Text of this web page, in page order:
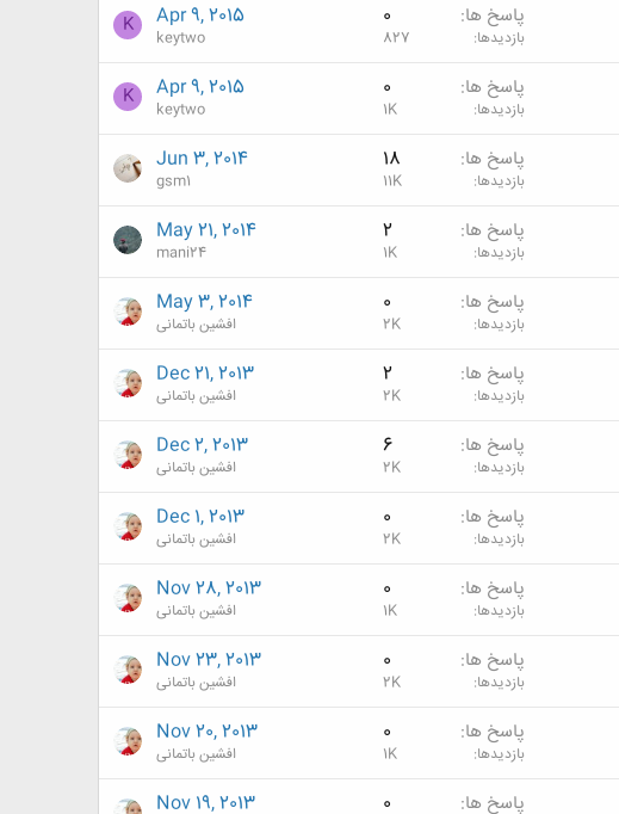
پاسخ ها 0
بازدیدها 827
Apr 9, 2015
keytwo
K
پاسخ ها 0
بازدیدها 1K
Apr 9, 2015
keytwo
K
پاسخ ها 18
بازدیدها 11K
Jun 3, 2014
gsm1
پاسخ ها 2
بازدیدها 1K
May 21, 2014
mani24
پاسخ ها 0
بازدیدها 2K
May 3, 2014
افشین باتمانی
پاسخ ها 2
بازدیدها 2K
Dec 21, 2013
افشین باتمانی
پاسخ ها 6
بازدیدها 2K
Dec 2, 2013
افشین باتمانی
پاسخ ها 0
بازدیدها 2K
Dec 1, 2013
افشین باتمانی
پاسخ ها 0
بازدیدها 1K
Nov 28, 2013
افشین باتمانی
پاسخ ها 0
بازدیدها 2K
Nov 23, 2013
افشین باتمانی
پاسخ ها 0
بازدیدها 1K
Nov 20, 2013
افشین باتمانی
پاسخ ها 0
Nov 19, 2013